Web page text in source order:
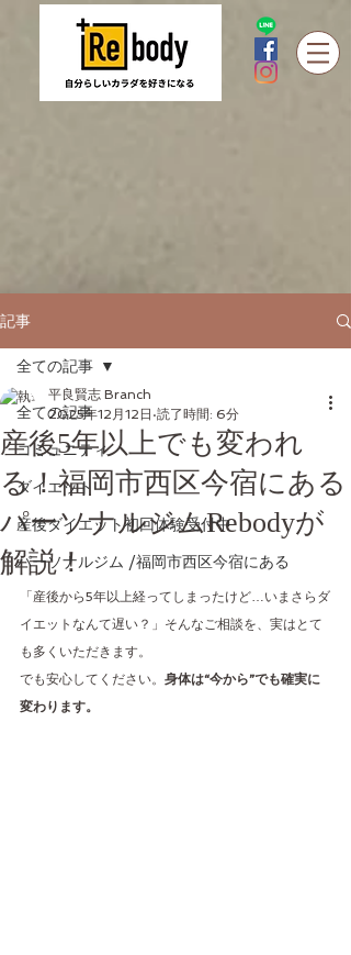
記事
全ての記事
コミュニティ
ダイエット
産後ダイエット初回体験受付中
パーソナルジム /福岡市西区今宿にある
全ての記事
産後5年以上でも変われ
る！福岡市西区今宿にある
パーソナルジムRebodyが
解説！
平良賢志 Branch
2025年12月12日 読了時間: 6分
「産後から5年以上経ってしまったけど…いまさらダ
イエットなんて遅い？」そんなご相談を、実はとて
も多くいただきます。
でも安心してください。 身体は“今から”でも確実に
変わります。